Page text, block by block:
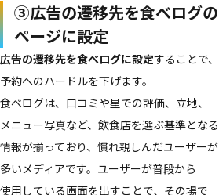
③​広告の​遷移先を​食べログの​
ページに​設定
広告の​遷移先を​食べログに​設定する​ことで、​
予約への​ハードルを​下げます。
食べログは、​口コミや星での​評価、​立地、​
メニュー写真など、​飲食店を​選ぶ基準と​なる​
情報が​揃っており、​慣れ親しんだ​ユーザーが​
多い​メディアです。​ユーザーが​普段から​
使用している​画面を​出す​ことで、​その場で​